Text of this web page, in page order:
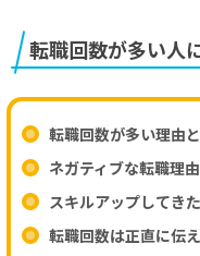
転職回数が多い人
転職回数が多い理由
ネガティブな転職理
スキルアップしてき
転職回数は正直に伝